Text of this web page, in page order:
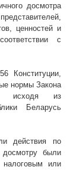
досмотра
ценностей и
с
Конституции,
нормы Закона
исходя из
Беларусь
действия по
были
или